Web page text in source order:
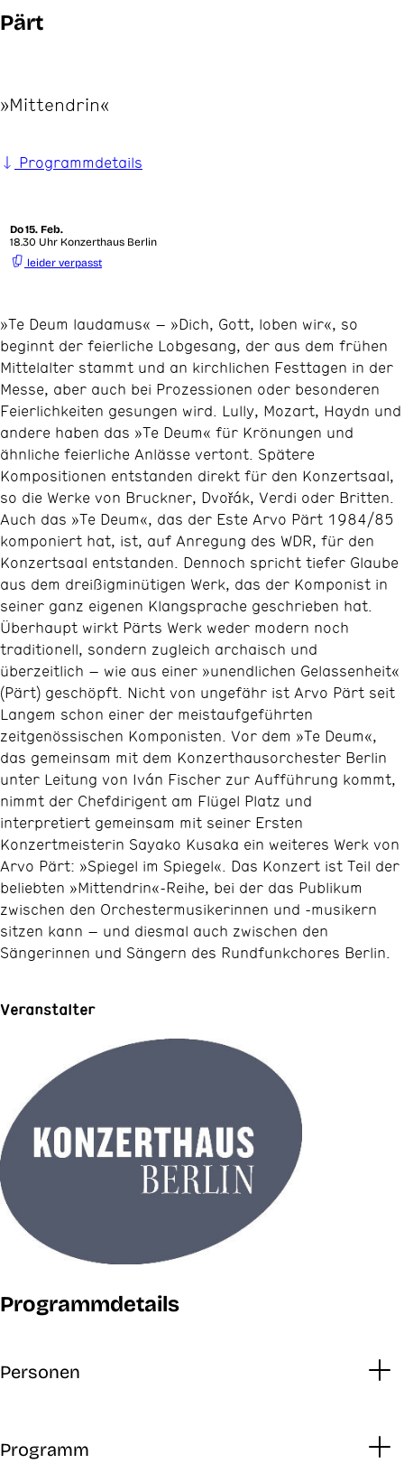
Pärt
»Mittendrin«
Programmdetails
Do15. Feb.
18.30 Uhr Konzerthaus Berlin
leider verpasst
»Te Deum laudamus« – »Dich, Gott, loben wir«, so
beginnt der feierliche Lobgesang, der aus dem frühen
Mittelalter stammt und an kirchlichen Festtagen in der
Messe, aber auch bei Prozessionen oder besonderen
Feierlichkeiten gesungen wird. Lully, Mozart, Haydn und
andere haben das »Te Deum« für Krönungen und
ähnliche feierliche Anlässe vertont. Spätere
Kompositionen entstanden direkt für den Konzertsaal,
so die Werke von Bruckner, Dvořák, Verdi oder Britten.
Auch das »Te Deum«, das der Este Arvo Pärt 1984/85
komponiert hat, ist, auf Anregung des WDR, für den
Konzertsaal entstanden. Dennoch spricht tiefer Glaube
aus dem dreißigminütigen Werk, das der Komponist in
seiner ganz eigenen Klangsprache geschrieben hat.
Überhaupt wirkt Pärts Werk weder modern noch
traditionell, sondern zugleich archaisch und
überzeitlich – wie aus einer »unendlichen Gelassenheit«
(Pärt) geschöpft. Nicht von ungefähr ist Arvo Pärt seit
Langem schon einer der meistaufgeführten
zeitgenössischen Komponisten. Vor dem »Te Deum«,
das gemeinsam mit dem Konzerthausorchester Berlin
unter Leitung von Iván Fischer zur Aufführung kommt,
nimmt der Chefdirigent am Flügel Platz und
interpretiert gemeinsam mit seiner Ersten
Konzertmeisterin Sayako Kusaka ein weiteres Werk von
Arvo Pärt: »Spiegel im Spiegel«. Das Konzert ist Teil der
beliebten »Mittendrin«-Reihe, bei der das Publikum
zwischen den Orchestermusikerinnen und -musikern
sitzen kann – und diesmal auch zwischen den
Sängerinnen und Sängern des Rundfunkchores Berlin.
Veranstalter
Programmdetails
Personen
Programm